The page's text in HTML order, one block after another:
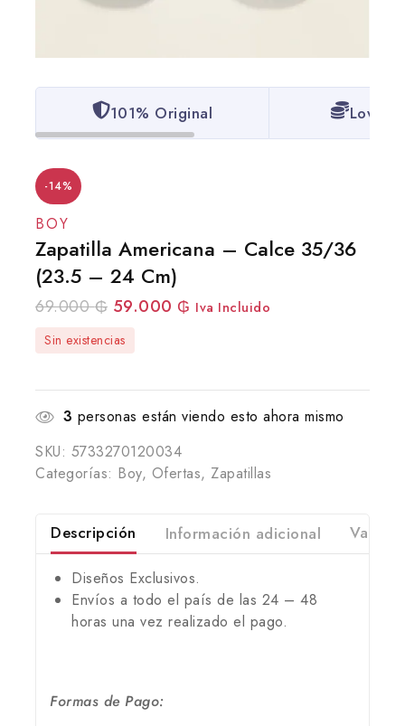
101% Original Lowest
-14%
BOY
Zapatilla Americana – Calce 35/36
(23.5 – 24 Cm)
69.000₲ 59.000 ₲ Iva Incluido
Sin existencias
3 personas están viendo esto ahora mismo
SKU: 5733270120034
Categorías: Boy, Ofertas, Zapatillas
Descripción Información adicional
Diseños Exclusivos.
Envíos a todo el país de las 24 – 48
horas una vez realizado el pago.
Formas de Pago: